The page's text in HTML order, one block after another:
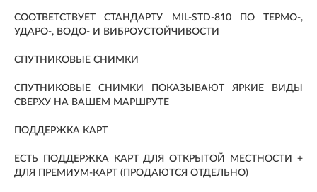
СООТВЕТСТВУЕТ СТАНДАРТУ MIL-STD-810 ПО ТЕРМО-,
УДАРО-, ВОДО- И ВИБРОУСТОЙЧИВОСТИ
СПУТНИКОВЫЕ СНИМКИ
СПУТНИКОВЫЕ СНИМКИ ПОКАЗЫВАЮТ ЯРКИЕ ВИДЫ
СВЕРХУ НА ВАШЕМ МАРШРУТЕ
ПОДДЕРЖКА КАРТ
ЕСТЬ ПОДДЕРЖКА КАРТ ДЛЯ ОТКРЫТОЙ МЕСТНОСТИ +
ДЛЯ ПРЕМИУМ-КАРТ (ПРОДАЮТСЯ ОТДЕЛЬНО)